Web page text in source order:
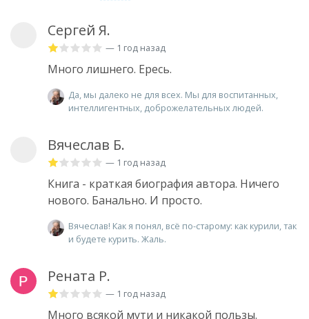
Сергей Я.
— 1 год назад
Много лишнего. Ересь.
Да, мы далеко не для всех. Мы для воспитанных,
интеллигентных, доброжелательных людей.
Вячеслав Б.
— 1 год назад
Книга - краткая биография автора. Ничего
нового. Банально. И просто.
Вячеслав! Как я понял, всё по-старому: как курили, так
и будете курить. Жаль.
Рената Р.
— 1 год назад
Много всякой мути и никакой пользы.